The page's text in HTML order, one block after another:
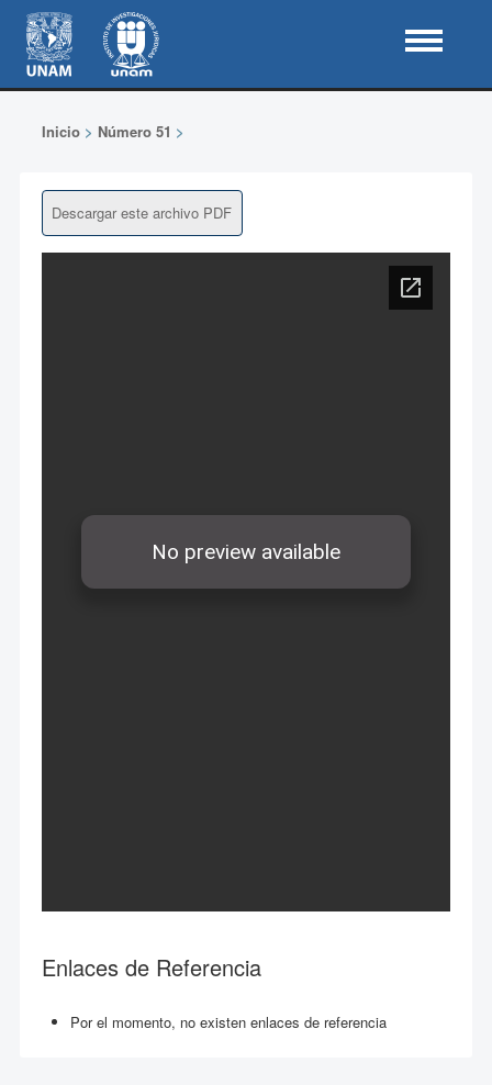
Inicio> Número 51 >
Descargar este archivo PDF
Enlaces de Referencia
Por el momento, no existen enlaces de referencia